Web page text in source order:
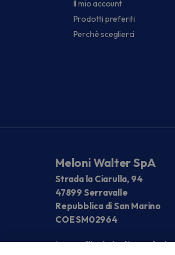
Il mio account
Prodotti preferiti
Perchè sceglierci
Meloni Walter SpA
Strada la Ciarulla, 94
47899 Serravalle
Repubblica di San Marino
COE SM02964
La vendita è rivolta